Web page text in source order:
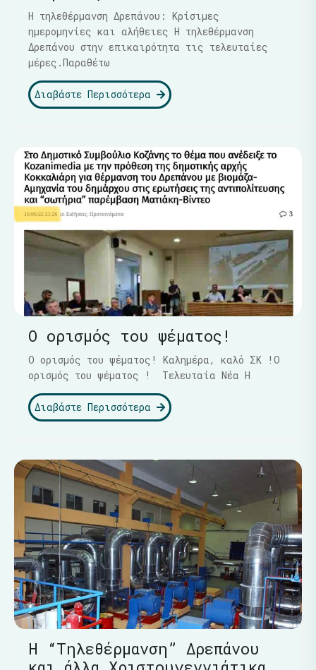
Η τηλεθέρμανση Δρεπάνου: Κρίσιμες
ημερομηνίες και αλήθειες Η τηλεθέρμανση
Δρεπάνου στην επικαιρότητα τις τελευταίες
μέρες.Παραθέτω
Διαβάστε Περισσότερα
Ο ορισμός του ψέματος!
Ο ορισμός του ψέματος! Καλημέρα, καλό ΣΚ !Ο
ορισμός του ψέματος ! Τελευταία Νέα Η
Διαβάστε Περισσότερα
Η “Τηλεθέρμανση” Δρεπάνου